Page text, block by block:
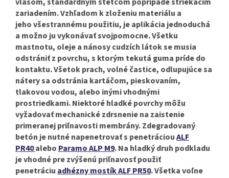
zariadením.Vzhľadom k zloženiu materiálu a
jehovšestrannému použitiu, je aplikácia jednoduchá
a možno ju vykonávať svojpomocne.Všetku
mastnotu, oleje a nánosy cudzích látok se musia
odstrániť z povrchu, s ktorým tekutá guma príde do
kontaktu. Všetok prach, volné častice, odlupujúce sa
nátery sa odstránia kartáčom, pieskovaním,
tlakovou vodou, alebo inými vhodnými
prostriedkami. Niektoré hladké povrchy môžu
vyžadovať mechanické zdrsnenie na zaistenie
primeranej priľnavosti membrány. Zdegradovaný
betón je nutné napenetrovať s penetráciouALF
PR40alebo Paramo ALP M9.Na hladký druh podkladu
je vhodné pre zvýšenú priľnavosť použiť
penetráciu adhézny mostík ALF PR50. Všetka voľne